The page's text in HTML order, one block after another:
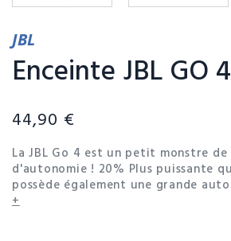
JBL
Enceinte JBL GO 4
44,90 €
La JBL Go 4 est un petit monstre
d'autonomie ! 20% Plus puissante
possède également une grande
(d'utilisation), soit. Dotée de basses
+